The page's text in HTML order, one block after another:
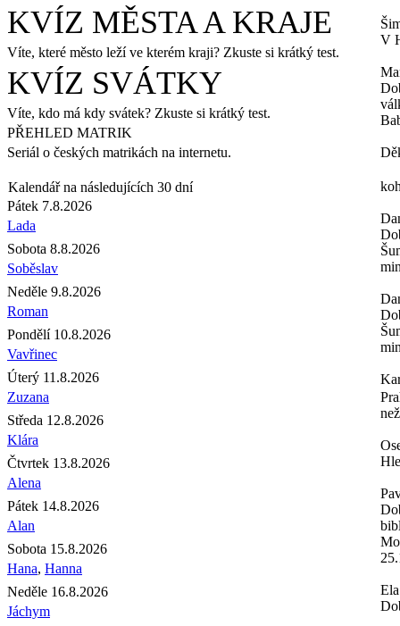
KVÍZ MĚSTA A KRAJE
Víte, které město leží ve kterém kraji? Zkuste si krátký test.
KVÍZ SVÁTKY
Víte, kdo má kdy svátek? Zkuste si krátký test.
PŘEHLED MATRIK
Seriál o českých matrikách na internetu.
Kalendář na následujících 30 dní
Pátek 7.8.2026
Lada
Sobota 8.8.2026
Soběslav
Neděle 9.8.2026
Roman
Pondělí 10.8.2026
Vavřinec
Úterý 11.8.2026
Zuzana
Středa 12.8.2026
Klára
Čtvrtek 13.8.2026
Alena
Pátek 14.8.2026
Alan
Sobota 15.8.2026
Hana, Hanna
Neděle 16.8.2026
Jáchym
V
Ela